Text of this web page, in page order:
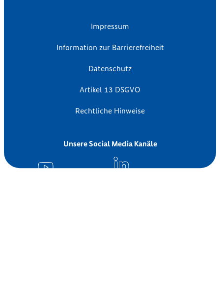
Impressum
Information zur Barrierefreiheit
Datenschutz
Artikel 13 DSGVO
Rechtliche Hinweise
Unsere Social Media Kanäle